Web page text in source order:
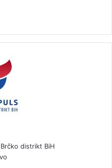
distrikt BiH